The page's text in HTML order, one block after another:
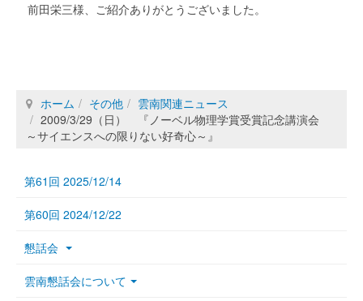
前田栄三様、ご紹介ありがとうございました。
ホーム その他
雲南関連ニュース
2009/3/29（日） 『ノーベル物理学賞受賞記念講演会
～サイエンスへの限りない好奇心～』
第61回 2025/12/14
第60回 2024/12/22
懇話会
雲南懇話会について